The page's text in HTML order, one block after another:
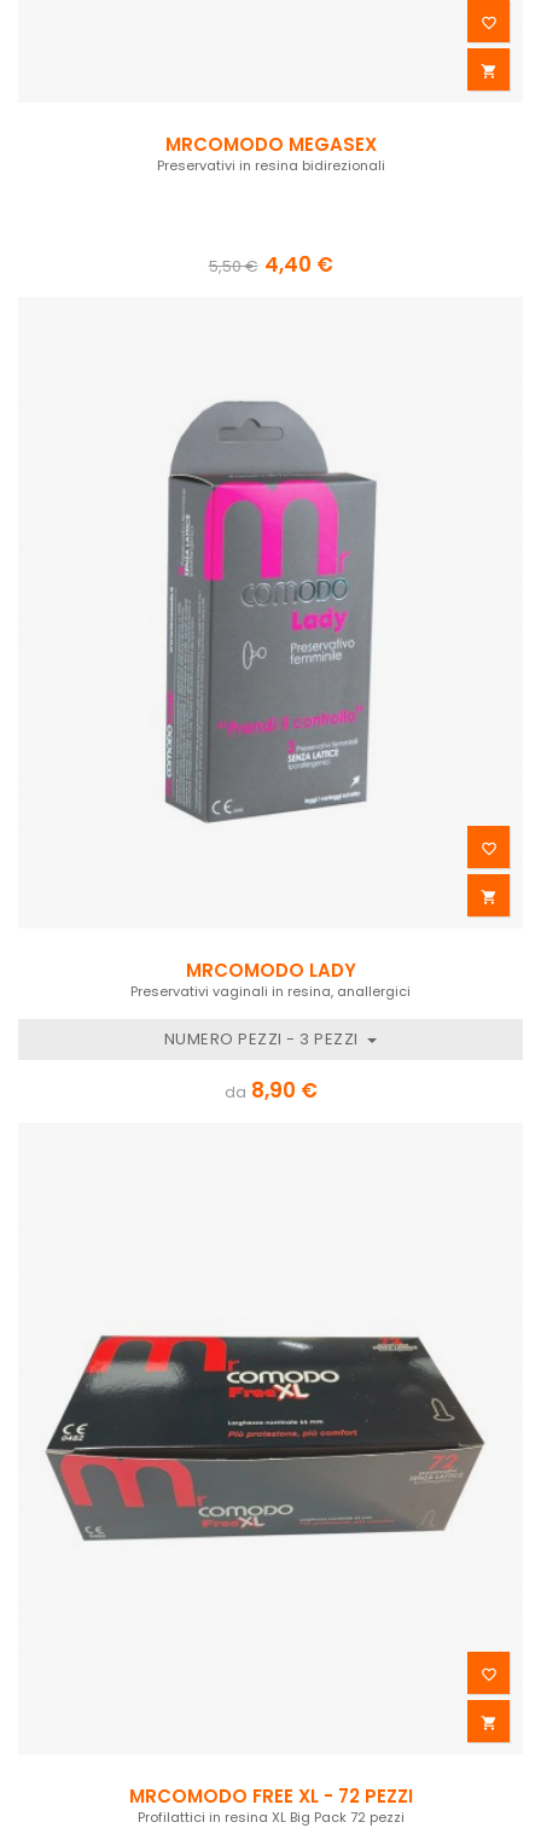


MRCOMODO MEGASEX
Preservativi in resina bidirezionali
5,50 € 4,40 €


MRCOMODO LADY
Preservativi vaginali in resina, anallergici
NUMERO PEZZI - 3 PEZZI
da 8,90 €


MRCOMODO FREE XL - 72 PEZZI
Profilattici in resina XL Big Pack 72 pezzi